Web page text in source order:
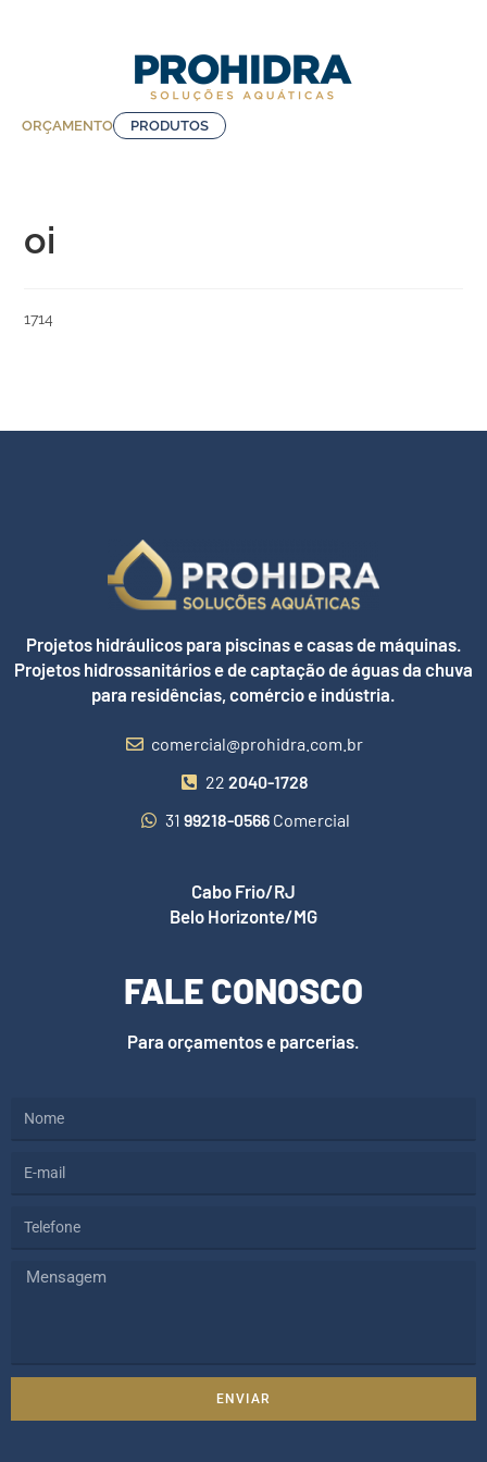
ORÇAMENTO PRODUTOS
oi
1714
Projetos hidráulicos para piscinas e casas de máquinas.
Projetos hidrossanitários e de captação de águas da chuva
para residências, comércio e indústria.
comercial@prohidra.com.br
22 2040-1728
31 99218-0566Comercial
Cabo Frio/RJ
Belo Horizonte/MG
FALE CONOSCO
Para orçamentos e parcerias.
ENVIAR